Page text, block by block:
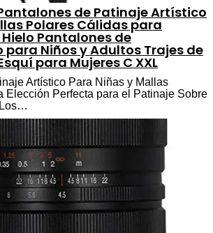
de Patinaje Artístico
Polares Cálidas para
Pantalones de
Niños y Adultos Trajes de
para Mujeres C XXL
Artístico Para Niñas y Mallas
Elección Perfecta para el Patinaje Sobre